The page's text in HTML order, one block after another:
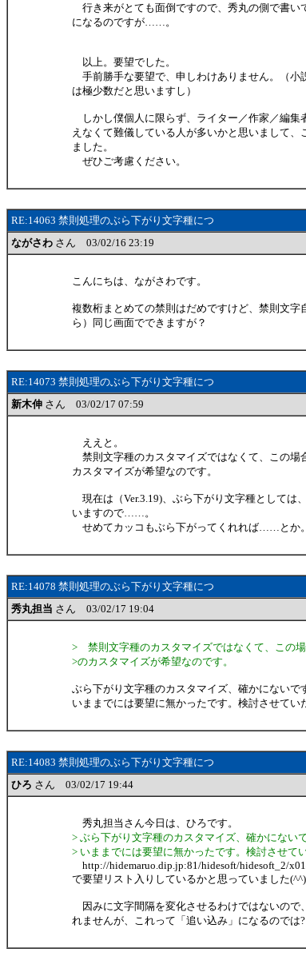
行き来がとても面倒ですので、秀丸の側で書い
になるのですが……。
以上。要望でした。
手前勝手な要望で、申しわけありません。（小
は極少数だと思いますし）
しかし僕個人に限らず、ライター／作家／編集
えなくて難儀している人が多いかと思いまして、
ました。
ぜひご考慮ください。
RE:14063 禁則処理のぶら下がり文字種につ
ながさわ さん 03/02/16 23:19
こんにちは、ながさわです。
複数桁まとめての禁則はだめですけど、禁則文
ら）同じ画面でできますが？
RE:14073 禁則処理のぶら下がり文字種につ
新木伸 さん 03/02/17 07:59
ええと。
禁則文字種のカスタマイズではなくて、この場
カスタマイズが希望なのです。
現在は（Ver.3.19)、ぶら下がり文字種としては
いますので……。
せめてカッコもぶら下がってくれれば……とか。
RE:14078 禁則処理のぶら下がり文字種につ
秀丸担当 さん 03/02/17 19:04
> 禁則文字種のカスタマイズではなくて、この
>のカスタマイズが希望なのです。
ぶら下がり文字種のカスタマイズ、確かにないで
いままでには要望に無かったです。検討させてい
RE:14083 禁則処理のぶら下がり文字種につ
ひろ さん 03/02/17 19:44
秀丸担当さん今日は、ひろです。
> ぶら下がり文字種のカスタマイズ、確かにないで
> いままでには要望に無かったです。検討させて
http://hidemaruo.dip.jp:81/hidesoft/hidesoft_2/
で要望リスト入りしているかと思っていました(^^)
因みに文字間隔を変化させるわけではないので
れませんが、これって「追い込み」になるのでは?